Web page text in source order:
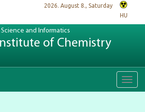
2026. August 8., Saturday
HU
and Informatics
of Chemistry